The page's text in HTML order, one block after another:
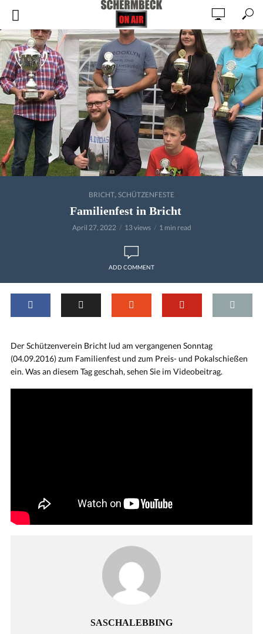
BRICHT, SCHÜTZENFESTE
Familienfest in Bricht
April 27, 2022 13 views 1 min read
ADD COMMENT
Der Schützenverein Bricht lud am vergangenen Sonntag
(04.09.2016) zum Familienfest und zum Preis- und Pokalschießen
ein. Was an diesem Tag geschah, sehen Sie im Videobeitrag.
SASCHALEBBING